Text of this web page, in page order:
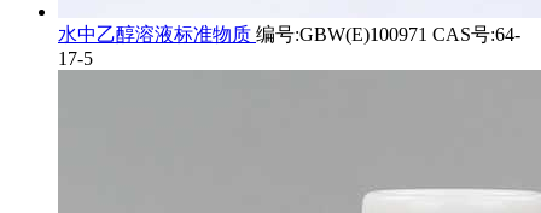
水中乙醇溶液标准物质 编号:GBW(E)100971 CAS号:64-
17-5